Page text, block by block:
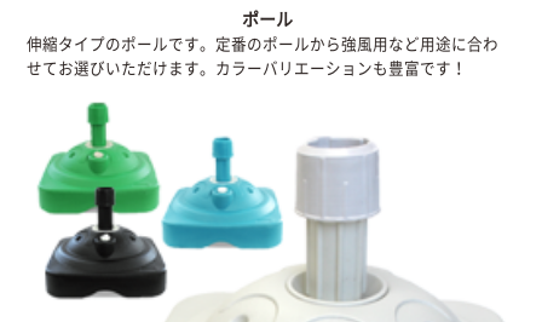
ポール
伸縮タイプのポールです。定番のポールから強風用など用途に合わ
せてお選びいただけます。カラーバリエーションも豊富です！